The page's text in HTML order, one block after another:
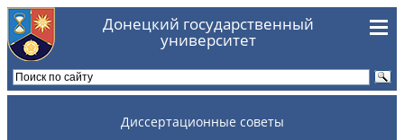
Skip to main contentДонецкий государственный
университет
Диссертационные советы